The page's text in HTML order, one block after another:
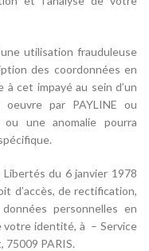
utilisation frauduleuse
des coordonnées en
cet impayé au sein d’un
par PAYLINE ou
ou une anomalie pourra
du 6 janvier 1978
d’accès, de rectification,
personnelles en
votre identité, à – Service
PARIS.